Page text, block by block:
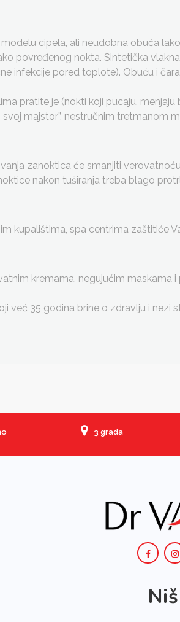
cipela, ali neudobna obuća
povređenog nokta. Sintetička
infekcije pored toplote). Obuću i
pratite je (nokti koji pucaju,
majstor”, nestručnim tretmanom
zanoktica će smanjiti
nakon tuširanja treba blago
kupalištima, spa centrima zaštitiće
kremama, negujućim maskama
već 35 godina brine o zdravlju i nezi
3 grada
Niš